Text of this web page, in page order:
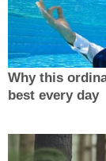
Why this
best every day